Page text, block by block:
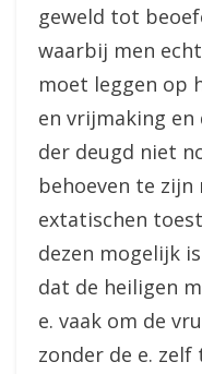
geweld tot
waarbij men
moet leggen op
en vrijmaking
der deugd niet
behoeven te
extatischen
dezen mogelijk
dat de heiligen
e. vaak om de
zonder de e.